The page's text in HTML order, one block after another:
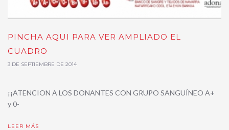
PINCHA AQUI PARA VER AMPLIADO EL
CUADRO
3 DE SEPTIEMBRE DE 2014
¡¡ATENCION A LOS DONANTES CON GRUPO SANGUÍNEO A+
y 0-
LEER MÁS